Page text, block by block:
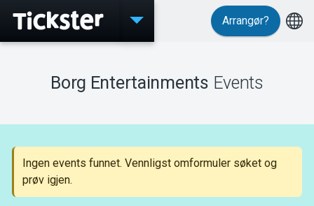
Events
Support
Arrangør?
Borg Entertainments Events
Ingen events funnet. Vennligst omformuler søket og
prøv igjen.